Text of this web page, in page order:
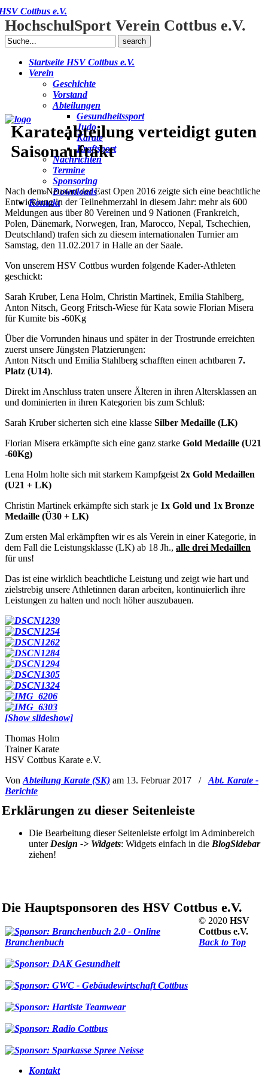
Cottbus e.V.
HochschulSport Verein Cottbus e.V.
Search
for:
Startseite HSV Cottbus e.V.
Verein
Geschichte
Vorstand
Abteilungen
Gesundheitssport
Judo
Karate
Kraftsport
Nachrichten
Termine
Sponsoring
Downloads
Kontakt
Karateabteilung verteidigt guten
Saisonauftakt
Nach dem Neustart der East Open 2016 zeigte sich eine beachtliche
Entwicklung in der Teilnehmerzahl in diesem Jahr: mehr als 600
Meldungen aus über 80 Vereinen und 9 Nationen (Frankreich,
Polen, Dänemark, Norwegen, Iran, Marocco, Nepal, Tschechien,
Deutschland) trafen sich zu diesem internationalen Turnier am
Samstag, den 11.02.2017 in Halle an der Saale.
Von unserem HSV Cottbus wurden folgende Kader-Athleten
geschickt:
Sarah Kruber, Lena Holm, Christin Martinek, Emilia Stahlberg,
Anton Nitsch, Georg Fritsch-Wiese für Kata sowie Florian Misera
für Kumite bis -60Kg
Über die Vorrunden hinaus und später in der Trostrunde erreichten
zuerst unsere Jüngsten Platzierungen:
Anton Nitsch und Emilia Stahlberg schafften einen achtbaren 7.
Platz (U14).
Direkt im Anschluss traten unsere Älteren in ihren Altersklassen an
und dominierten in ihren Kategorien bis zum Schluß:
Sarah Kruber sicherten sich eine klasse Silber Medaille (LK)
Florian Misera erkämpfte sich eine ganz starke Gold Medaille (U21
-60Kg)
Lena Holm holte sich mit starkem Kampfgeist 2x Gold Medaillen
(U21 + LK)
Christin Martinek erkämpfte sich stark je 1x Gold und 1x Bronze
Medaille (Ü30 + LK)
Zum ersten Mal erkämpften wir es als Verein in einer Kategorie, in
dem Fall die Leistungsklasse (LK) ab 18 Jh., alle drei Medaillen
für uns!
Das ist eine wirklich beachtliche Leistung und zeigt wie hart und
zielstrebig unsere Athletinnen daran arbeiten, kontinuierlich ihre
Leistungen zu halten und noch höher auszubauen.
[Show slideshow]
Thomas Holm
Trainer Karate
HSV Cottbus Karate e.V.
Von Abteilung Karate (SK) am 13. Februar 2017 /
Abt. Karate -
Berichte
Erklärungen zu dieser Seitenleiste
Die Bearbeitung dieser Seitenleiste erfolgt im Adminbereich
unter Design -> Widgets: Widgets einfach in die BlogSidebar
ziehen!
Die Hauptsponsoren des HSV Cottbus e.V.
Kontakt
© 2020 HSV
Cottbus e.V.
Back to Top